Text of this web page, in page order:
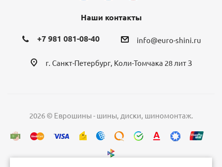
Наши контакты
+7 981 081-08-40 info@euro-shini.ru
г. Санкт-Петербург, Коли-Томчака 28 лит З
2026 © Еврошины - шины, диски, шиномонтаж.